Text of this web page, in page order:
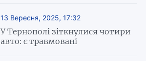
13 Вересня, 2025, 17:32
У Тернополі зіткнулися чотири
авто: є травмовані